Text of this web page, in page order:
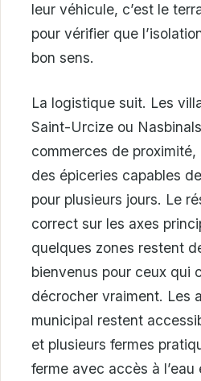
leur véhicule, c’est le
pour vérifier que
bon sens.
La logistique suit. Les
Saint-Urcize ou
commerces de
des épiceries capables
pour plusieurs jours. Le
correct sur les axes
quelques zones restent
bienvenus pour ceux qui
décrocher vraiment. Les
municipal restent
et plusieurs fermes
ferme avec accès à l’eau